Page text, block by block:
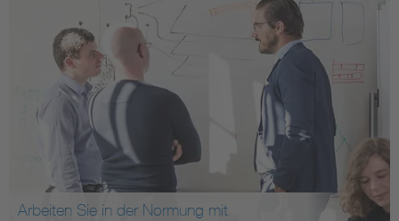
Arbeiten Sie in der Normung mit